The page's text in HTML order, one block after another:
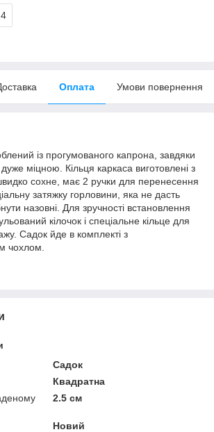
4
Оплата Умови повернення
із прогумованого капрона, завдяки
міцною. Кільця каркаса виготовлені з
сохне, має 2 ручки для перенесення
затяжку горловини, яка не дасть
назовні. Для зручності встановлення
кілочок і спеціальне кільце для
Садок йде в комплекті з
чохлом.
Садок
Квадратна
2.5 см
Новий